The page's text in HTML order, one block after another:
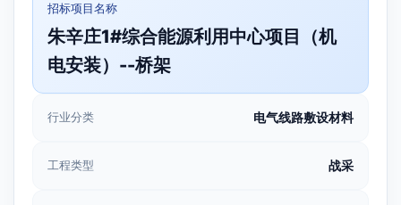
招标项目名称
朱辛庄1#综合能源利用中心项目（机
电安装）--桥架
行业分类 电气线路敷设材料
工程类型 战采